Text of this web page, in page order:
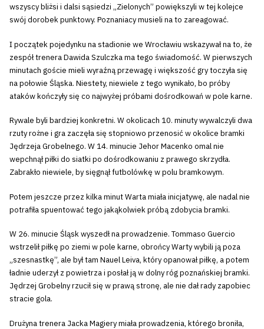
wszyscy bliżsi i dalsi sąsiedzi „Zielonych” powiększyli w tej kolejce
swój dorobek punktowy. Poznaniacy musieli na to zareagować.
I początek pojedynku na stadionie we Wrocławiu wskazywał na to, że
zespół trenera Dawida Szulczka ma tego świadomość. W pierwszych
minutach goście mieli wyraźną przewagę i większość gry toczyła się
na połowie Śląska. Niestety, niewiele z tego wynikało, bo próby
ataków kończyły się co najwyżej próbami dośrodkowań w pole karne.
Rywale byli bardziej konkretni. W okolicach 10. minuty wywalczyli dwa
rzuty rożne i gra zaczęła się stopniowo przenosić w okolice bramki
Jędrzeja Grobelnego. W 14. minucie Jehor Macenko omal nie
wepchnął piłki do siatki po dośrodkowaniu z prawego skrzydła.
Zabrakło niewiele, by sięgnął futbolówkę w polu bramkowym.
Potem jeszcze przez kilka minut Warta miała inicjatywę, ale nadal nie
potrafiła spuentować tego jakąkolwiek próbą zdobycia bramki.
W 26. minucie Śląsk wyszedł na prowadzenie. Tommaso Guercio
wstrzelił piłkę po ziemi w pole karne, obrońcy Warty wybili ją poza
„szesnastkę”, ale był tam Nauel Leiva, który opanował piłkę, a potem
ładnie uderzył z powietrza i posłał ją w dolny róg poznańskiej bramki.
Jędrzej Grobelny rzucił się w prawą stronę, ale nie dał rady zapobiec
stracie gola.
Drużyna trenera Jacka Magiery miała prowadzenia, którego broniła,